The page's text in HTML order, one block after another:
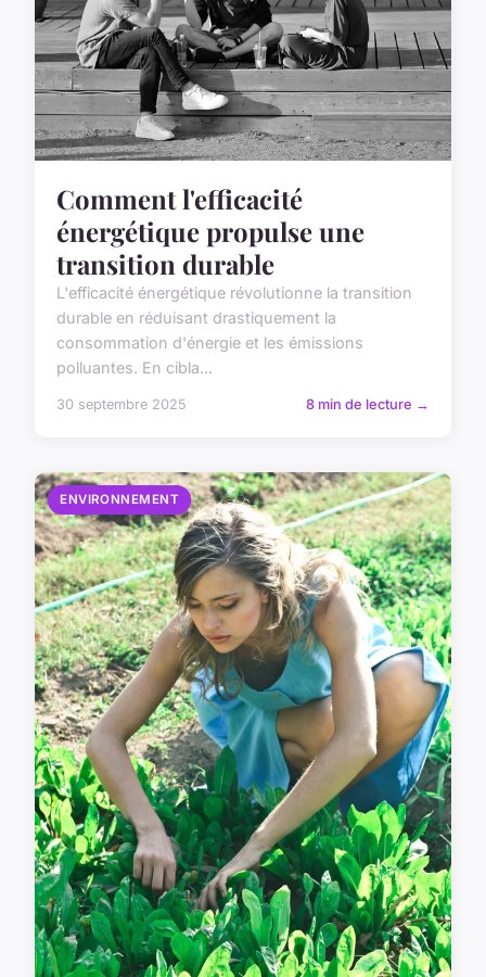
Comment l'efficacité
énergétique propulse une
transition durable
L'efficacité énergétique révolutionne la transition
durable en réduisant drastiquement la
consommation d'énergie et les émissions
polluantes. En cibla...
30 septembre 2025 8 min de lecture →
ENVIRONNEMENT